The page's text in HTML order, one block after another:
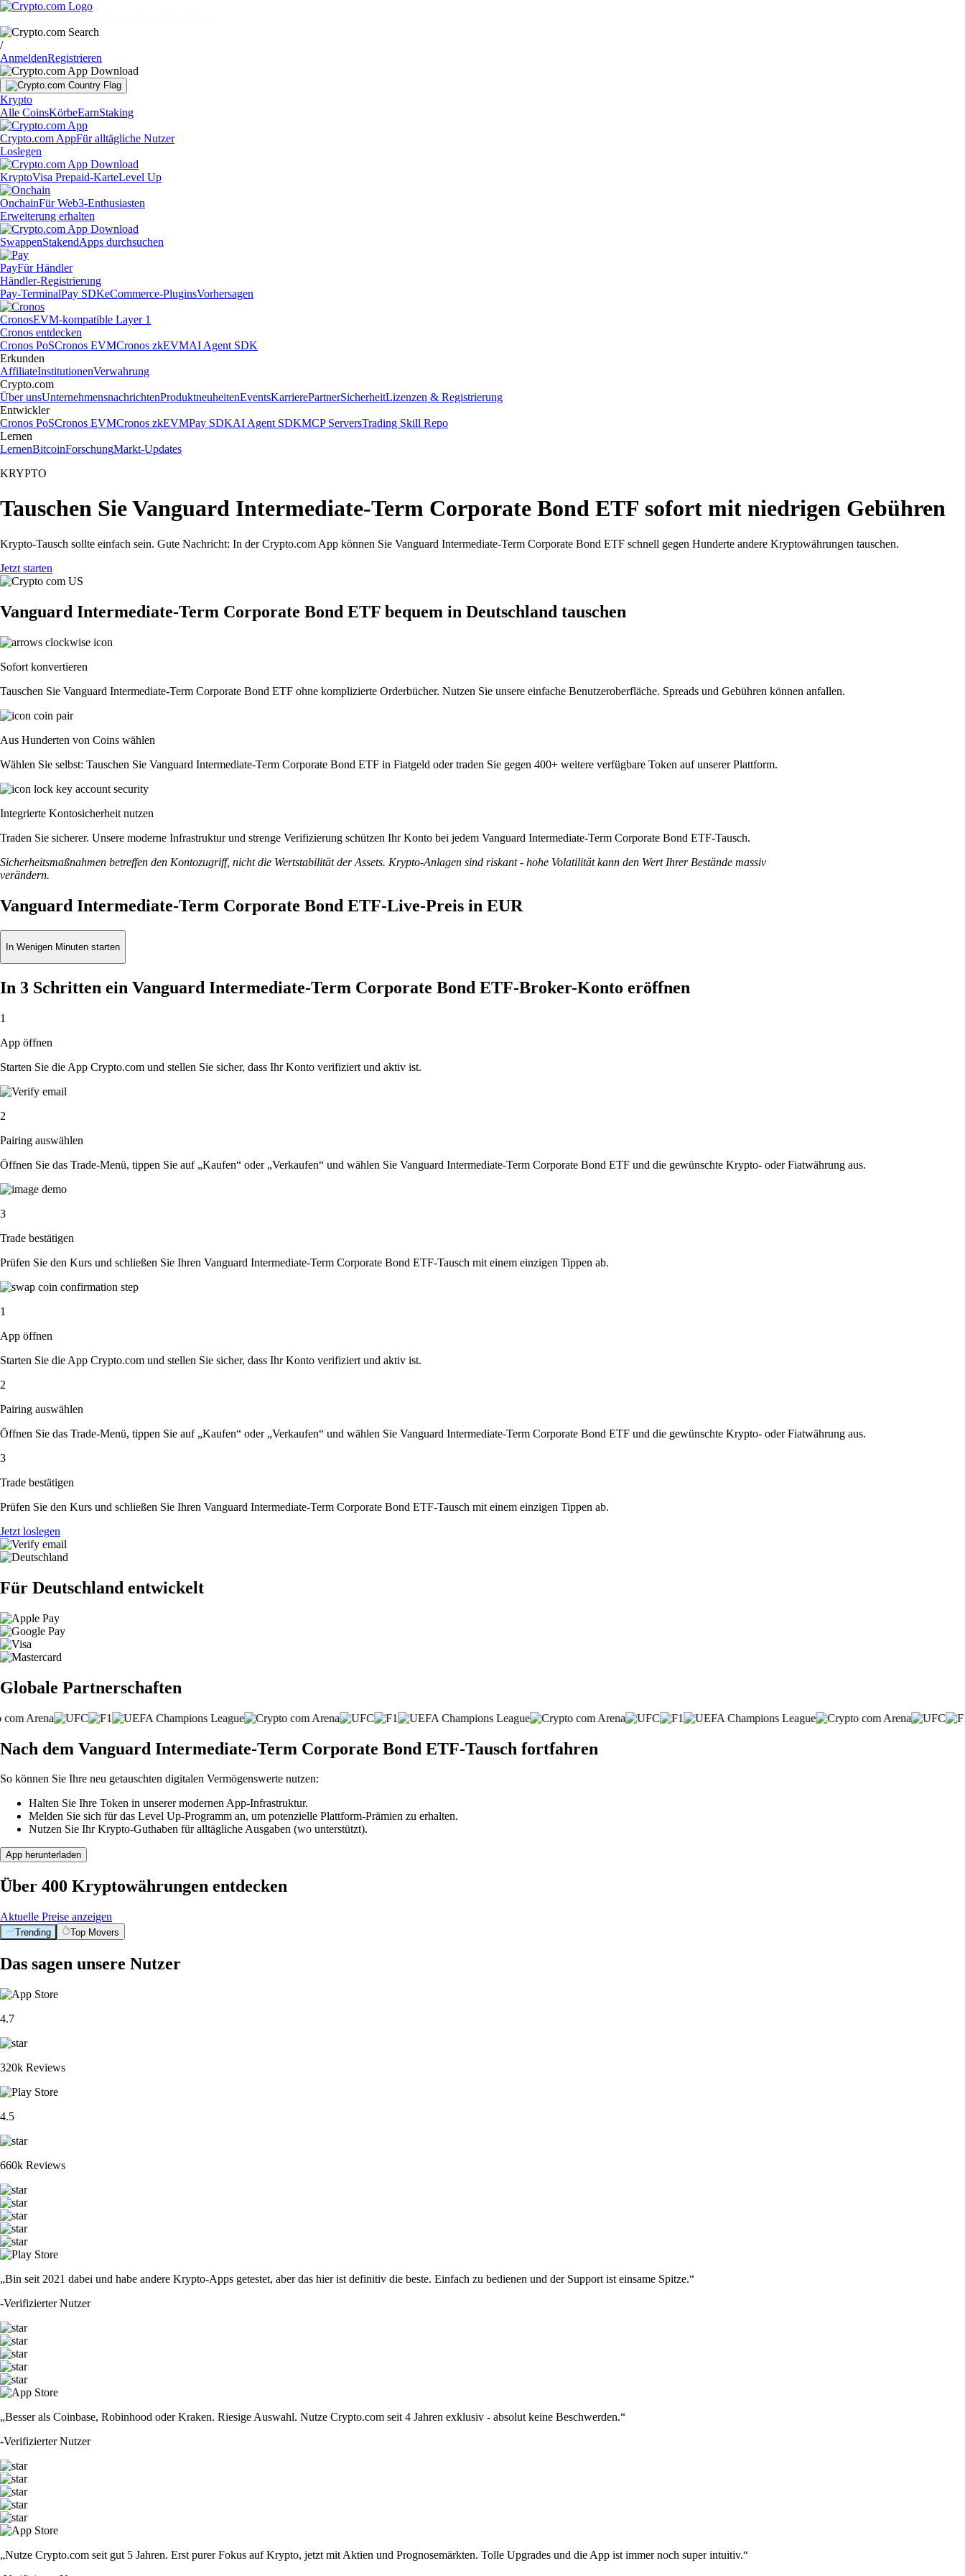
/
AnmeldenRegistrieren
Krypto
Alle CoinsKörbeEarnStaking
Crypto.com AppFür alltägliche Nutzer
Loslegen
KryptoVisa Prepaid-KarteLevel Up
OnchainFür Web3-Enthusiasten
Erweiterung erhalten
SwappenStakendApps durchsuchen
PayFür Händler
Händler-Registrierung
Pay-TerminalPay SDKeCommerce-PluginsVorhersagen
CronosEVM-kompatible Layer 1
Cronos entdecken
Cronos PoSCronos EVMCronos zkEVMAI Agent SDK
Erkunden
AffiliateInstitutionenVerwahrung
Crypto.com
Über unsUnternehmensnachrichtenProduktneuheitenEventsKarrierePartnerSicherheitLizenzen & Registrierung
Entwickler
Cronos PoSCronos EVMCronos zkEVMPay SDKAI Agent SDKMCP ServersTrading Skill Repo
Lernen
LernenBitcoinForschungMarkt-Updates
KRYPTO
Tauschen Sie Vanguard Intermediate-Term Corporate Bond ETF sofort mit niedrigen Gebühren
Krypto-Tausch sollte einfach sein. Gute Nachricht: In der Crypto.com App können Sie Vanguard Intermediate-Term Corporate Bond ETF schnell gegen Hunderte andere Kryptowährungen tauschen.
Jetzt starten
Vanguard Intermediate-Term Corporate Bond ETF bequem in Deutschland tauschen
Sofort konvertieren
Tauschen Sie Vanguard Intermediate-Term Corporate Bond ETF ohne komplizierte Orderbücher. Nutzen Sie unsere einfache Benutzeroberfläche. Spreads und Gebühren können anfallen.
Aus Hunderten von Coins wählen
Wählen Sie selbst: Tauschen Sie Vanguard Intermediate-Term Corporate Bond ETF in Fiatgeld oder traden Sie gegen 400+ weitere verfügbare Token auf unserer Plattform.
Integrierte Kontosicherheit nutzen
Traden Sie sicherer. Unsere moderne Infrastruktur und strenge Verifizierung schützen Ihr Konto bei jedem Vanguard Intermediate-Term Corporate Bond ETF-Tausch.
Sicherheitsmaßnahmen betreffen den Kontozugriff, nicht die Wertstabilität der Assets. Krypto-Anlagen sind riskant - hohe Volatilität kann den Wert Ihrer Bestände massiv
verändern.
Vanguard Intermediate-Term Corporate Bond ETF-Live-Preis in EUR
In Wenigen Minuten starten
In 3 Schritten ein Vanguard Intermediate-Term Corporate Bond ETF-Broker-Konto eröffnen
1
App öffnen
Starten Sie die App Crypto.com und stellen Sie sicher, dass Ihr Konto verifiziert und aktiv ist.
2
Pairing auswählen
Öffnen Sie das Trade-Menü, tippen Sie auf „Kaufen“ oder „Verkaufen“ und wählen Sie Vanguard Intermediate-Term Corporate Bond ETF und die gewünschte Krypto- oder Fiatwährung aus.
3
Trade bestätigen
Prüfen Sie den Kurs und schließen Sie Ihren Vanguard Intermediate-Term Corporate Bond ETF-Tausch mit einem einzigen Tippen ab.
1
App öffnen
Starten Sie die App Crypto.com und stellen Sie sicher, dass Ihr Konto verifiziert und aktiv ist.
2
Pairing auswählen
Öffnen Sie das Trade-Menü, tippen Sie auf „Kaufen“ oder „Verkaufen“ und wählen Sie Vanguard Intermediate-Term Corporate Bond ETF und die gewünschte Krypto- oder Fiatwährung aus.
3
Trade bestätigen
Prüfen Sie den Kurs und schließen Sie Ihren Vanguard Intermediate-Term Corporate Bond ETF-Tausch mit einem einzigen Tippen ab.
Jetzt loslegen
Für Deutschland entwickelt
Globale Partnerschaften
Nach dem Vanguard Intermediate-Term Corporate Bond ETF-Tausch fortfahren
So können Sie Ihre neu getauschten digitalen Vermögenswerte nutzen:
Halten Sie Ihre Token in unserer modernen App-Infrastruktur.
Melden Sie sich für das Level Up-Programm an, um potenzielle Plattform-Prämien zu erhalten.
Nutzen Sie Ihr Krypto-Guthaben für alltägliche Ausgaben (wo unterstützt).
App herunterladen
Über 400 Kryptowährungen entdecken
Aktuelle Preise anzeigen
Trending Top Movers
Das sagen unsere Nutzer
4.7
320k Reviews
4.5
660k Reviews
„Bin seit 2021 dabei und habe andere Krypto-Apps getestet, aber das hier ist definitiv die beste. Einfach zu bedienen und der Support ist einsame Spitze.“
-Verifizierter Nutzer
„Besser als Coinbase, Robinhood oder Kraken. Riesige Auswahl. Nutze Crypto.com seit 4 Jahren exklusiv - absolut keine Beschwerden.“
-Verifizierter Nutzer
„Nutze Crypto.com seit gut 5 Jahren. Erst purer Fokus auf Krypto, jetzt mit Aktien und Prognosemärkten. Tolle Upgrades und die App ist immer noch super intuitiv.“